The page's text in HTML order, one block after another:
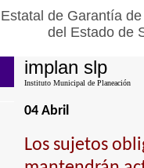
de Garantía
del Estado de
implan slp
Instituto Municipal de Planeación
04 Abril
Los sujetos